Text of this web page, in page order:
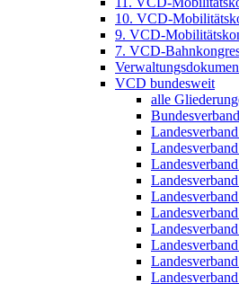
10. VCD-
9. VCD-
7. VCD-
VCD bundesweit
alle
Bundesverband